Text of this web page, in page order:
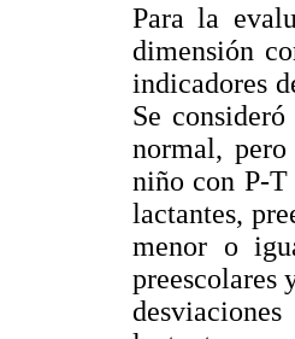
Para la
dimensión
indicadores
Se
normal,
niño con P-
lactantes,
menor o
preescolares